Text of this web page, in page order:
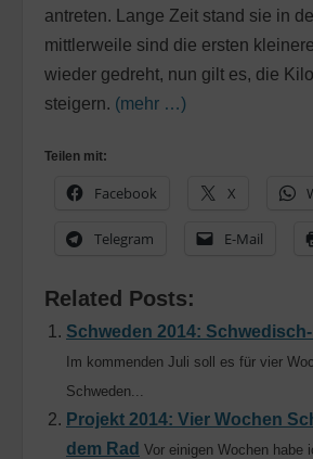
antreten. Lange Zeit stand sie in
mittlerweile sind die ersten
wieder gedreht, nun gilt es, die
steigern. (mehr …)
Teilen mit:
Facebook X
Telegram E-Mail
Related Posts:
Schweden 2014:
Im kommenden Juli soll es für vier
Schweden...
Projekt 2014: Vier Wochen
dem Rad Vor einigen Wochen habe